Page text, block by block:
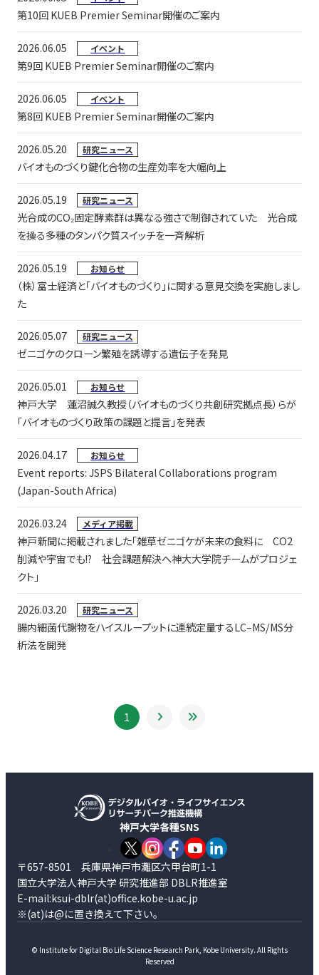
第10回 KUEB Premier Seminar開催のご案内
2026.06.05 イベント
第9回 KUEB Premier Seminar開催のご案内
2026.06.05 イベント
第8回 KUEB Premier Seminar開催のご案内
2026.05.20 研究ニュース
バイオものづくり鍵化合物の生産効率を大幅向上
2026.05.19 研究ニュース
光合成のCO₂固定酵素群は異なる強さで制御されていた 光合成
を操る多種のタンパク質スイッチを一斉解析
2026.05.19 お知らせ
（株）富士経済と「バイオものづくり」に関する意見交換を実施しまし
た
2026.05.07 研究ニュース
ゼニゴケのクローン繁殖を誘導する遺伝子を発見
2026.05.01 お知らせ
神戸大学 蓮沼誠久教授（バイオものづくり共創研究拠点長）らが
「バイオものづくり政策の課題と提言」を発表
2026.04.17 お知らせ
Event reports: JSPS Bilateral Collaborations program
(Japan-South Africa)
2026.03.24 メディア掲載
神戸新聞に掲載されました「雑草ゼニゴケが未来の食料に CO2
削減や宇宙でも!? 社会課題解決へ神大大学院チームがプロジェ
クト」
2026.03.20 研究ニュース
腸内細菌代謝物をハイスループットに連続定量するLC–MS/MS分
析法を開発
1
神戸大学各種SNS
〒657-8501 兵庫県神戸市灘区六甲台町1-1
国立大学法人神戸大学 研究推進部 DBLR推進室
E-mail:ksui-dblr(at)office.kobe-u.ac.jp
※(at)は@に置き換えて下さい。
© Institute for Digital Bio Life Science Research Park, Kobe University. All Rights
Reserved